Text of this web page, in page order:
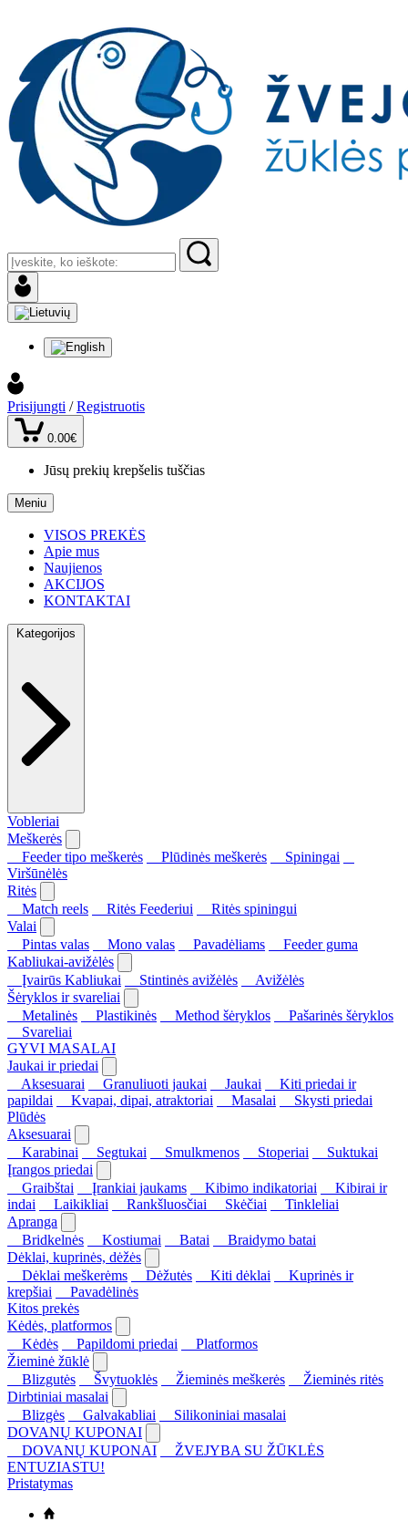
Prisijungti / Registruotis
0.00€
Jūsų prekių krepšelis tuščias
Meniu
VISOS PREKĖS
Apie mus
Naujienos
AKCIJOS
KONTAKTAI
Kategorijos
Vobleriai
Meškerės
Feeder tipo meškerės
Plūdinės meškerės
Spiningai
Viršūnėlės
Ritės
Match reels
Ritės Feederiui
Ritės spiningui
Valai
Pintas valas
Mono valas Pavadėliams
Feeder guma
Kabliukai-avižėlės
Įvairūs Kabliukai
Stintinės avižėlės
Avižėlės
Šėryklos ir svareliai
Metalinės
Plastikinės Method šėryklos
Pašarinės šėryklos
Svareliai
GYVI MASALAI
Jaukai ir priedai
Aksesuarai
Granuliuoti jaukai Jaukai
Kiti priedai ir
papildai
Kvapai, dipai, atraktoriai Masalai
Skysti priedai
Plūdės
Aksesuarai
Karabinai
Segtukai Smulkmenos Stoperiai
Suktukai
Įrangos priedai
Graibštai
Įrankiai jaukams Kibimo indikatoriai
Kibirai ir
indai
Laikikliai Rankšluosčiai Skėčiai
Tinkleliai
Apranga
Bridkelnės
Kostiumai Batai
Braidymo batai
Dėklai, kuprinės, dėžės
Dėklai meškerėms
Dėžutės Kiti dėklai
Kuprinės ir
krepšiai
Pavadėlinės
Kitos prekės
Kėdės, platformos
Kėdės
Papildomi priedai
Platformos
Žieminė žūklė
Blizgutės
Švytuoklės Žieminės meškerės
Žieminės ritės
Dirbtiniai masalai
Blizgės
Galvakabliai
Silikoniniai masalai
DOVANŲ KUPONAI
DOVANŲ KUPONAI
ŽVEJYBA SU ŽŪKLĖS
ENTUZIASTU!
Pristatymas